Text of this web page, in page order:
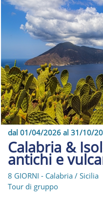
dal 01/04/2026 al 31/10/
Calabria &
antichi e
8 GIORNI - Calabria / Sicilia
Tour di gruppo